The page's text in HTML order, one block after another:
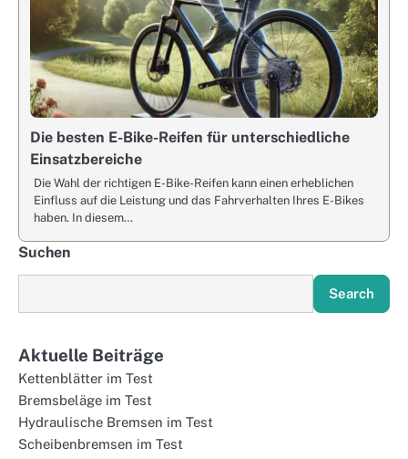
Die besten E-Bike-Reifen für unterschiedliche
Einsatzbereiche
Die Wahl der richtigen E-Bike-Reifen kann einen erheblichen
Einfluss auf die Leistung und das Fahrverhalten Ihres E-Bikes
haben. In diesem…
Suchen
Search
Aktuelle Beiträge
Kettenblätter im Test
Bremsbeläge im Test
Hydraulische Bremsen im Test
Scheibenbremsen im Test